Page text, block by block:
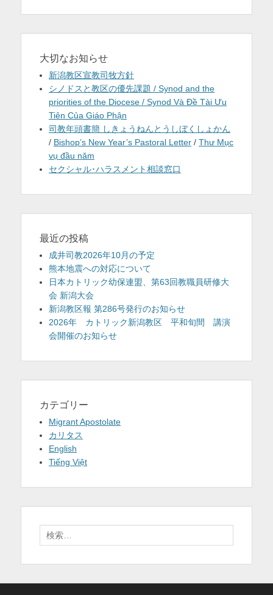
大切なお知らせ
新潟教区宣教司牧方針
シノドスと教区の優先課題 / Synod and the
priorities of the Diocese / Synod Và Đề Tài Ưu
Tiên Của Giáo Phận
司教年頭書簡 しきょうねんとうしぼくしょかん
/ Bishop’s New Year’s Pastoral Letter / Thư Mục
vụ đầu năm
セクシャル･ハラスメント相談窓口
最近の投稿
成井司教2026年10月の予定
熊本地震への対応について
日本カトリック幼保連盟、第63回教職員研修大
会 新潟大会
新潟教区報 第286号発行のお知らせ
2026年 カトリック新潟教区 平和旬間 講演
会開催のお知らせ
カテゴリー
Migrant Apostolate
カリタス
English
Tiếng Việt
索: